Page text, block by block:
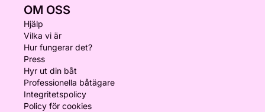
OM OSS
Hjälp
Vilka vi är
Hur fungerar det?
Press
Hyr ut din båt
Professionella båtägare
Integritetspolicy
Policy för cookies